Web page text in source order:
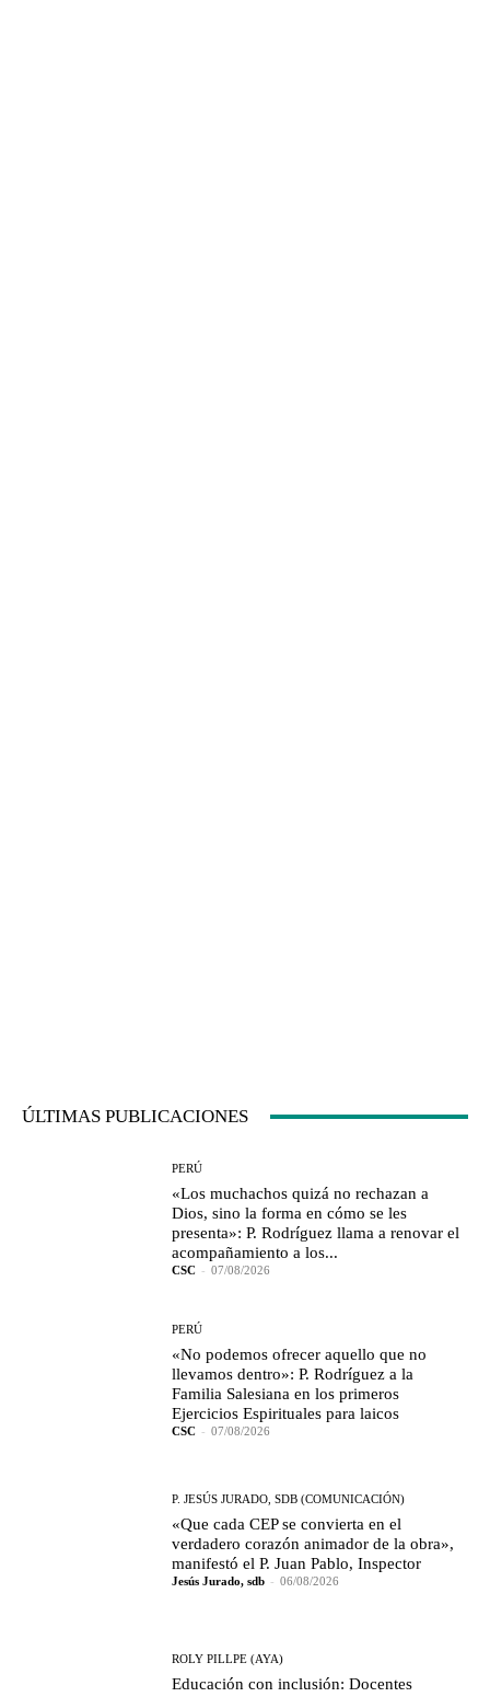
ÚLTIMAS PUBLICACIONES
PERÚ
«Los muchachos quizá no rechazan a
Dios, sino la forma en cómo se les
presenta»: P. Rodríguez llama a renovar el
acompañamiento a los...
CSC - 07/08/2026
PERÚ
«No podemos ofrecer aquello que no
llevamos dentro»: P. Rodríguez a la
Familia Salesiana en los primeros
Ejercicios Espirituales para laicos
CSC - 07/08/2026
P. JESÚS JURADO, SDB (COMUNICACIÓN)
«Que cada CEP se convierta en el
verdadero corazón animador de la obra»,
manifestó el P. Juan Pablo, Inspector
Jesús Jurado, sdb - 06/08/2026
ROLY PILLPE (AYA)
Educación con inclusión: Docentes